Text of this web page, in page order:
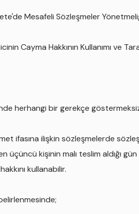
Mesafeli Sözleşmeler
Cayma Hakkının Kullanımı ve
herhangi bir gerekçe
ifasına ilişkin sözleşmelerde
üçüncü kişinin malı teslim aldığı
kullanabilir.